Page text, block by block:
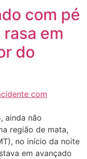
com pé
em
do
ainda não
região de mata,
no início da noite
em avançado